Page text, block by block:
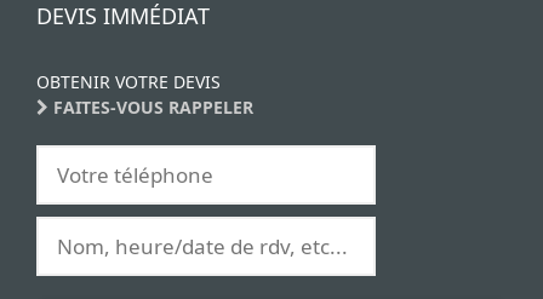
DEVIS IMMÉDIAT
OBTENIR VOTRE DEVIS
FAITES-VOUS RAPPELER